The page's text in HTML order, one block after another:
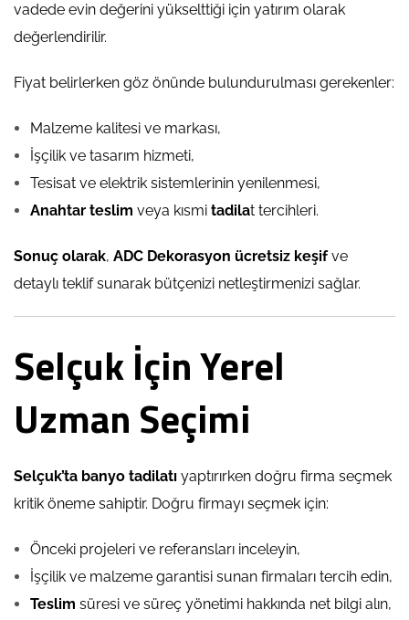
vadede evin değerini yükselttiği için yatırım olarak
değerlendirilir.
Fiyat belirlerken göz önünde bulundurulması gerekenler:
Malzeme kalitesi ve markası,
İşçilik ve tasarım hizmeti,
Tesisat ve elektrik sistemlerinin yenilenmesi,
Anahtar teslim veya kısmi tadilat tercihleri.
Sonuç olarak, ADC Dekorasyon ücretsiz keşifve
detaylı teklif sunarak bütçenizi netleştirmenizi sağlar.
Selçuk İçin Yerel
Uzman Seçimi
Selçuk’ta banyo tadilatı yaptırırken doğru firma seçmek
kritik öneme sahiptir. Doğru firmayı seçmek için:
Önceki projeleri ve referansları inceleyin,
İşçilik ve malzeme garantisi sunan firmaları tercih edin,
Teslim süresi ve süreç yönetimi hakkında net bilgi alın,